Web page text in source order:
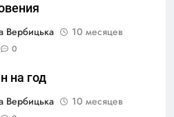
Вербицька
10 месяцев
0
на год
Вербицька
10 месяцев